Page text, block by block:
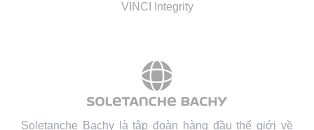
VINCI Integrity
Soletanche Bachy là tập đoàn hàng đầu thế giới về